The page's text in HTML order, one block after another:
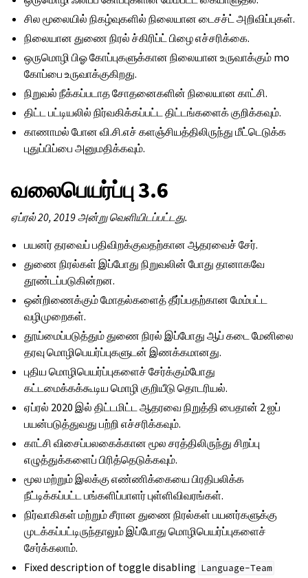
சில மூலையில் நிகழ்வுகளில் நிலையான டைசச்ட் அறிவிப்புகள்.
நிலையான துணை நிரல் ச்கிரிப்ட் பிழை எச்சரிக்கை.
ஒருமொழி பிஓ கோப்புகளுக்கான நிலையான உருவாக்கும் mo
கோப்பை உருவாக்குகிறது.
நிறுவல் நீக்கப்படாத சோதனைகளின் நிலையான காட்சி.
திட்ட பட்டியலில் நிர்வகிக்கப்பட்ட திட்டங்களைக் குறிக்கவும்.
காணாமல் போன வி.சி.எச் களஞ்சியத்திலிருந்து மீட்டெடுக்க
புதுப்பிப்பை அனுமதிக்கவும்.
வலைபெயர்ப்பு 3.6
ஏப்ரல் 20, 2019 அன்று வெளியிடப்பட்டது.
பயனர் தரவைப் பதிவிறக்குவதற்கான ஆதரவைச் சேர்.
துணை நிரல்கள் இப்போது நிறுவலின் போது தானாகவே
தூண்டப்படுகின்றன.
ஒன்றிணைக்கும் மோதல்களைத் தீர்ப்பதற்கான மேம்பட்ட
வழிமுறைகள்.
தூய்மைப்படுத்தும் துணை நிரல் இப்போது ஆப் கடை மேனிலை
தரவு மொழிபெயர்ப்புகளுடன் இணக்கமானது.
புதிய மொழிபெயர்ப்புகளைச் சேர்க்கும்போது
கட்டமைக்கக்கூடிய மொழி குறியீடு தொடரியல்.
ஏப்ரல் 2020 இல் திட்டமிட்ட ஆதரவை நிறுத்தி பைதான் 2 ஐப்
பயன்படுத்துவது பற்றி எச்சரிக்கவும்.
காட்சி விசைப்பலகைக்கான மூல சரத்திலிருந்து சிறப்பு
எழுத்துக்களைப் பிரித்தெடுக்கவும்.
மூல மற்றும் இலக்கு எண்ணிக்கையை பிரதிபலிக்க
நீட்டிக்கப்பட்ட பங்களிப்பாளர் புள்ளிவிவரங்கள்.
நிர்வாகிகள் மற்றும் சீரான துணை நிரல்கள் பயனர்களுக்கு
முடக்கப்பட்டிருந்தாலும் இப்போது மொழிபெயர்ப்புகளைச்
சேர்க்கலாம்.
Fixed description of toggle disabling Language-Team